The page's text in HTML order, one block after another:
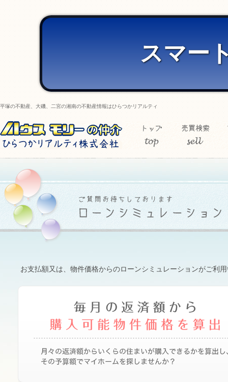
平塚の不動産、大磯、二宮の湘南の不動産情報はひらつかリアルティ
お支払額又は、物件価格からのローンシミュレーションがご利
スマー